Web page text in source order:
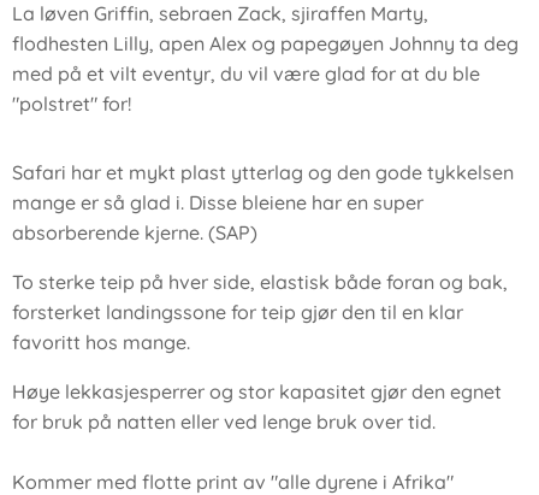
La løven Griffin, sebraen Zack, sjiraffen Marty,
flodhesten Lilly, apen Alex og papegøyen Johnny ta deg
med på et vilt eventyr, du vil være glad for at du ble
"polstret" for!
Safari har et mykt plast ytterlag og den gode tykkelsen
mange er så glad i. Disse bleiene har en super
absorberende kjerne. (SAP)
To sterke teip på hver side, elastisk både foran og bak,
forsterket landingssone for teip gjør den til en klar
favoritt hos mange.
Høye lekkasjesperrer og stor kapasitet gjør den egnet
for bruk på natten eller ved lenge bruk over tid.
Kommer med flotte print av "alle dyrene i Afrika"